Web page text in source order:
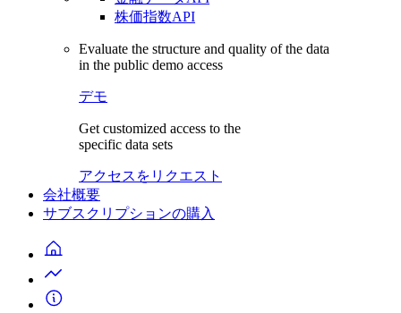
株価指数API
Evaluate the structure and quality of the data
in the public demo access
デモ
Get customized access to the
specific data sets
アクセスをリクエスト
会社概要
サブスクリプションの購入